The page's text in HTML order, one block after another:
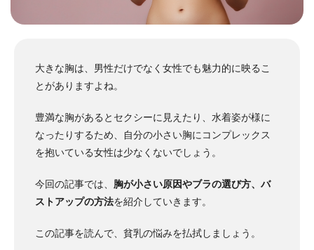
大きな胸は、男性だけでなく女性でも魅力的に映るこ
とがありますよね。
豊満な胸があるとセクシーに見えたり、水着姿が様に
なったりするため、自分の小さい胸にコンプレックス
を抱いている女性は少なくないでしょう。
今回の記事では、 胸が小さい原因やブラの選び方、バ
ストアップの方法を紹介していきます。
この記事を読んで、貧乳の悩みを払拭しましょう。